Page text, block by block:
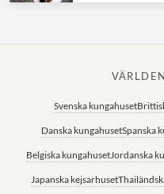
Svenska kungahuset
Danska kungahusetSpanska
Belgiska kungahusetJordanska
Japanska kejsarhuset